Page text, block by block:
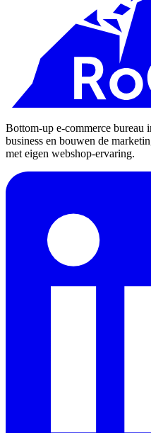
Bottom-up e-commerce bureau
business en bouwen de
met eigen webshop-ervaring.